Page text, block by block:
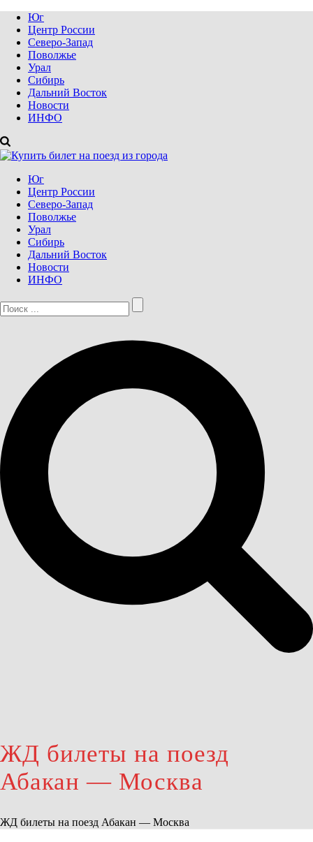
Юг
Центр России
Северо-Запад
Поволжье
Урал
Сибирь
Дальний Восток
Новости
ИНФО
Юг
Центр России
Северо-Запад
Поволжье
Урал
Сибирь
Дальний Восток
Новости
ИНФО
ЖД билеты на поезд
Абакан — Москва
ЖД билеты на поезд Абакан — Москва